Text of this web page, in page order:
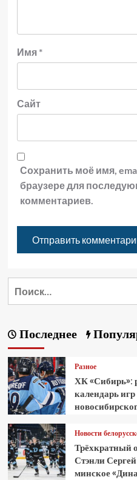
Имя *
Сайт
Сохранить моё имя,
браузере для
комментариев.
Последнее
Разное
ХК «Сибирь»:
календарь
Новости
Трёхкратный
Стэнли
минское